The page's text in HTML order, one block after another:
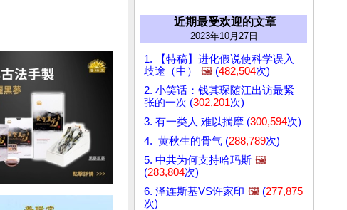
近期最受欢迎的文章
2023年10月27日
1. 【特稿】进化假说使科学误入
歧途（中）
🖼️ (482,504次)
2. 小笑话：钱其琛随江出访最紧
张的一次 (302,201次)
3. 有一类人 难以揣摩 (300,594次)
4. 黄秋生的骨气 (288,789次)
5. 中共为何支持哈玛斯 🖼️
(283,804次)
6. 泽连斯基VS许家印 🖼️ (277,875
次)